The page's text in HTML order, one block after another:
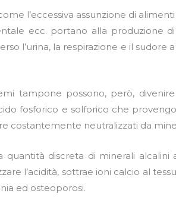
l’eccessiva assunzione di
ecc. portano alla produzione
l’urina, la respirazione e il sudore
tampone possono, però,
fosforico e solforico che
costantemente neutralizzati da
quantità discreta di minerali alcalini
l’acidità, sottrae ioni calcio al
ed osteoporosi.